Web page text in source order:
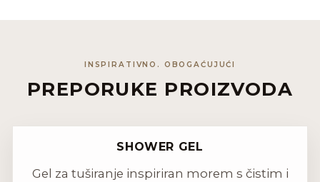
INSPIRATIVNO. OBOGAĆUJUĆI
PREPORUKE PROIZVODA
SHOWER GEL
Gel za tuširanje inspiriran morem s čistim i